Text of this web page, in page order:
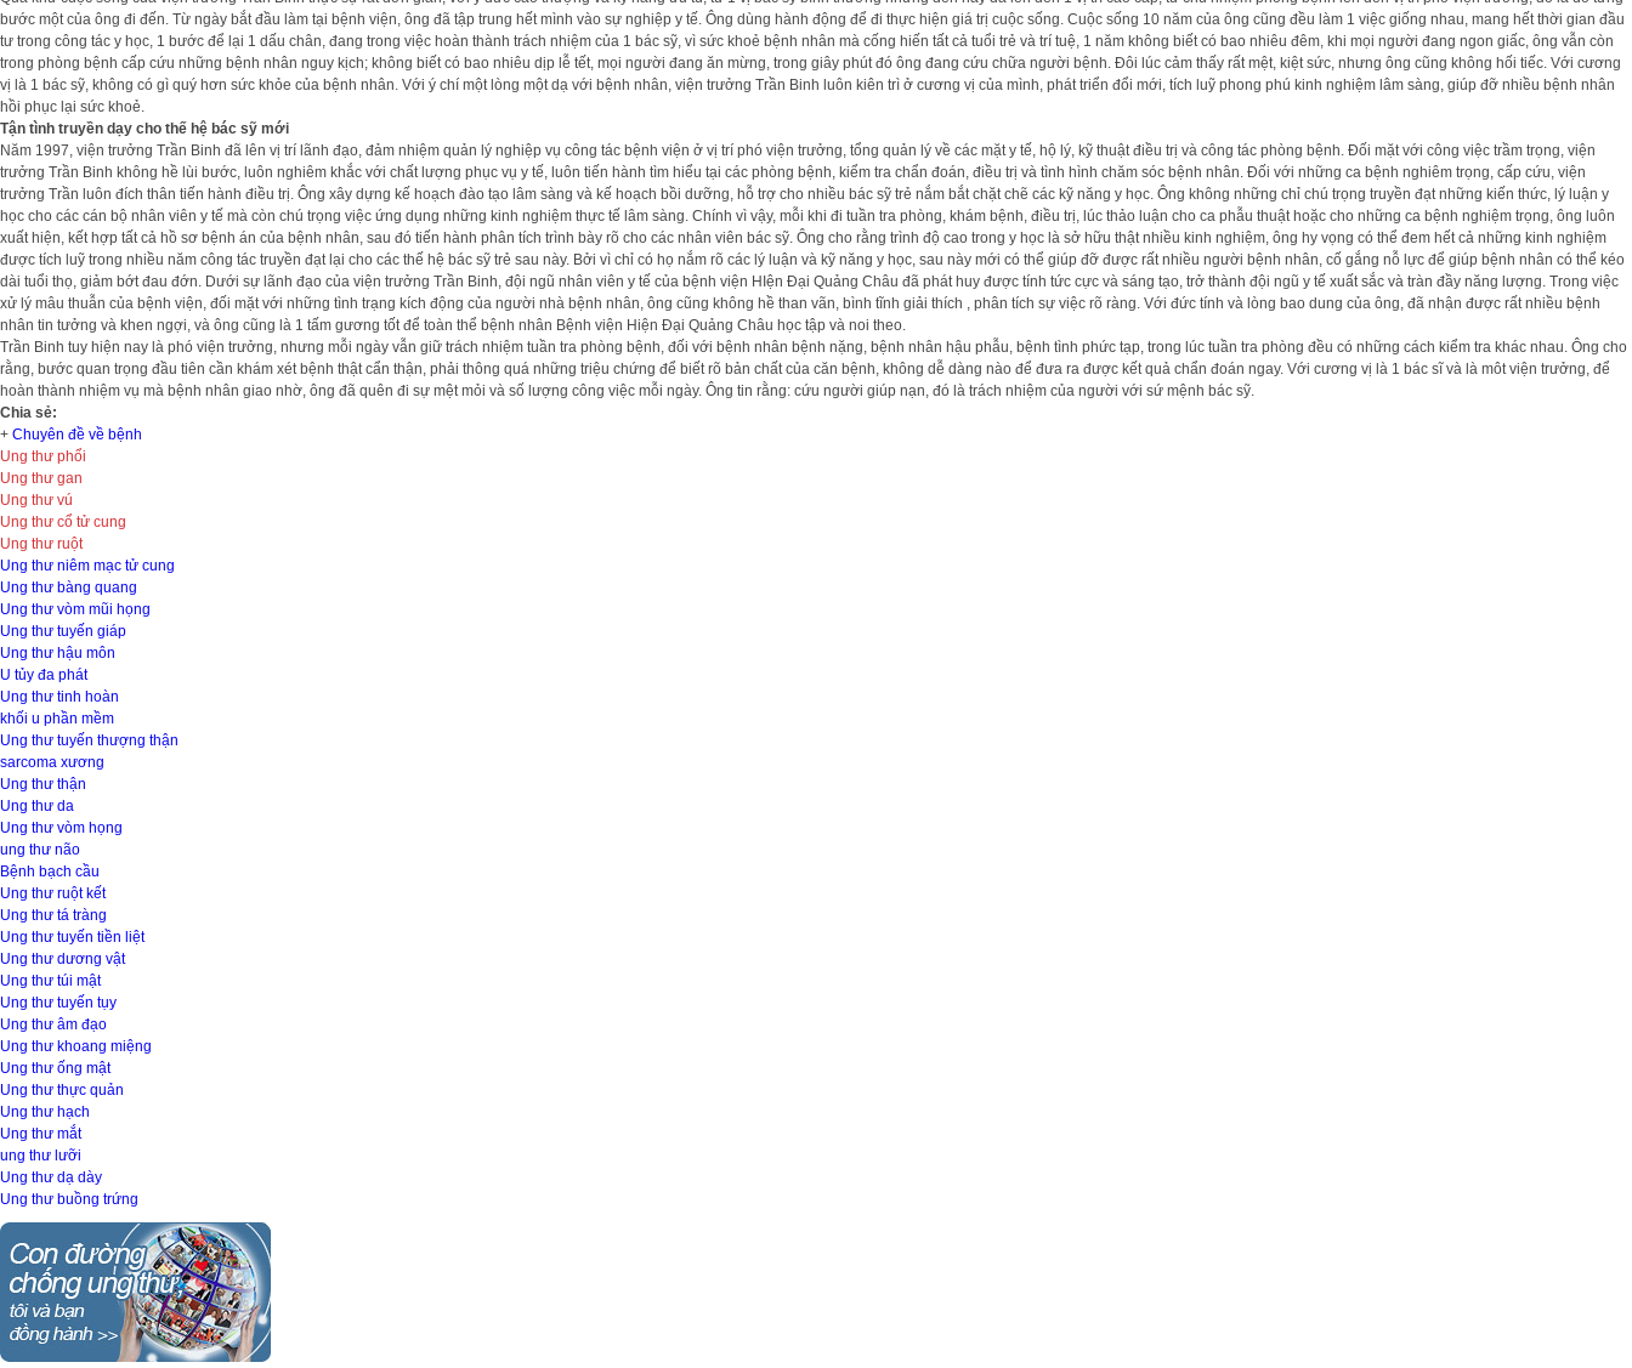
bước một của ông đi đến. Từ ngày bắt đầu làm tại bệnh viện, ông đã tập trung hết mình vào sự nghiệp y tế. Ông dùng hành động để đi thực hiện giá trị cuộc sống. Cuộc sống 10 năm của ông cũng đều làm 1 việc giống nhau, mang hết thời gian đầu
tư trong công tác y học, 1 bước để lại 1 dấu chân, đang trong việc hoàn thành trách nhiệm của 1 bác sỹ, vì sức khoẻ bệnh nhân mà cống hiến tất cả tuổi trẻ và trí tuệ, 1 năm không biết có bao nhiêu đêm, khi mọi người đang ngon giấc, ông vẫn còn
trong phòng bệnh cấp cứu những bệnh nhân nguy kịch; không biết có bao nhiêu dịp lễ tết, mọi người đang ăn mừng, trong giây phút đó ông đang cứu chữa người bệnh. Đôi lúc cảm thấy rất mệt, kiệt sức, nhưng ông cũng không hối tiếc. Với cương
vị là 1 bác sỹ, không có gì quý hơn sức khỏe của bệnh nhân. Với ý chí một lòng một dạ với bệnh nhân, viện trưởng Trần Binh luôn kiên trì ở cương vị của mình, phát triển đổi mới, tích luỹ phong phú kinh nghiệm lâm sàng, giúp đỡ nhiều bệnh nhân
hồi phục lại sức khoẻ.
Tận tình truyền dạy cho thế hệ bác sỹ mới
Năm 1997, viện trưởng Trần Binh đã lên vị trí lãnh đạo, đảm nhiệm quản lý nghiệp vụ công tác bệnh viện ở vị trí phó viện trưởng, tổng quản lý về các mặt y tế, hộ lý, kỹ thuật điều trị và công tác phòng bệnh. Đối mặt với công việc trầm trọng, viện
trưởng Trần Binh không hề lùi bước, luôn nghiêm khắc với chất lượng phục vụ y tế, luôn tiến hành tìm hiểu tại các phòng bệnh, kiểm tra chẩn đoán, điều trị và tình hình chăm sóc bệnh nhân. Đối với những ca bệnh nghiêm trọng, cấp cứu, viện
trưởng Trần luôn đích thân tiến hành điều trị. Ông xây dựng kế hoạch đào tạo lâm sàng và kế hoạch bồi dưỡng, hỗ trợ cho nhiều bác sỹ trẻ nắm bắt chặt chẽ các kỹ năng y học. Ông không những chỉ chú trọng truyền đạt những kiến thức, lý luận y
học cho các cán bộ nhân viên y tế mà còn chú trọng việc ứng dụng những kinh nghiệm thực tế lâm sàng. Chính vì vậy, mỗi khi đi tuần tra phòng, khám bệnh, điều trị, lúc thảo luận cho ca phẫu thuật hoặc cho những ca bệnh nghiệm trọng, ông luôn
xuất hiện, kết hợp tất cả hồ sơ bệnh án của bệnh nhân, sau đó tiến hành phân tích trình bày rõ cho các nhân viên bác sỹ. Ông cho rằng trình độ cao trong y học là sở hữu thật nhiều kinh nghiệm, ông hy vọng có thể đem hết cả những kinh nghiệm
được tích luỹ trong nhiều năm công tác truyền đạt lại cho các thế hệ bác sỹ trẻ sau này. Bởi vì chỉ có họ nắm rõ các lý luận và kỹ năng y học, sau này mới có thể giúp đỡ được rất nhiều người bệnh nhân, cố gắng nỗ lực để giúp bệnh nhân có thể kéo
dài tuổi thọ, giảm bớt đau đớn. Dưới sự lãnh đạo của viện trưởng Trần Binh, đội ngũ nhân viên y tế của bệnh viện HIện Đại Quảng Châu đã phát huy được tính tức cực và sáng tạo, trở thành đội ngũ y tế xuất sắc và tràn đầy năng lượng. Trong việc
xử lý mâu thuẫn của bệnh viện, đối mặt với những tình trạng kích động của người nhà bệnh nhân, ông cũng không hề than vãn, bình tĩnh giải thích , phân tích sự việc rõ ràng. Với đức tính và lòng bao dung của ông, đã nhận được rất nhiều bệnh
nhân tin tưởng và khen ngợi, và ông cũng là 1 tấm gương tốt để toàn thể bệnh nhân Bệnh viện Hiện Đại Quảng Châu học tập và noi theo.
Trần Binh tuy hiện nay là phó viện trưởng, nhưng mỗi ngày vẫn giữ trách nhiệm tuần tra phòng bệnh, đối với bệnh nhân bệnh nặng, bệnh nhân hậu phẫu, bệnh tình phức tạp, trong lúc tuần tra phòng đều có những cách kiểm tra khác nhau. Ông cho
rằng, bước quan trọng đầu tiên cần khám xét bệnh thật cẩn thận, phải thông quá những triệu chứng để biết rõ bản chất của căn bệnh, không dễ dàng nào để đưa ra được kết quả chẩn đoán ngay. Với cương vị là 1 bác sĩ và là môt viện trưởng, để
hoàn thành nhiệm vụ mà bệnh nhân giao nhờ, ông đã quên đi sự mệt mỏi và số lượng công việc mỗi ngày. Ông tin rằng: cứu người giúp nạn, đó là trách nhiệm của người với sứ mệnh bác sỹ.
Chia sẻ:
+ Chuyên đề về bệnh
Ung thư phổi
Ung thư gan
Ung thư vú
Ung thư cổ tử cung
Ung thư ruột
Ung thư niêm mạc tử cung
Ung thư bàng quang
Ung thư vòm mũi họng
Ung thư tuyến giáp
Ung thư hậu môn
U tủy đa phát
Ung thư tinh hoàn
khối u phần mềm
Ung thư tuyến thượng thận
sarcoma xương
Ung thư thận
Ung thư da
Ung thư vòm họng
ung thư não
Bệnh bạch cầu
Ung thư ruột kết
Ung thư tá tràng
Ung thư tuyến tiền liệt
Ung thư dương vật
Ung thư túi mật
Ung thư tuyến tụy
Ung thư âm đạo
Ung thư khoang miệng
Ung thư ống mật
Ung thư thực quản
Ung thư hạch
Ung thư mắt
ung thư lưỡi
Ung thư dạ dày
Ung thư buồng trứng